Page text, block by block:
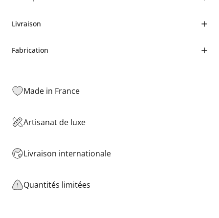
Livraison
Fabrication
Made in France
Artisanat de luxe
Livraison internationale
Quantités limitées